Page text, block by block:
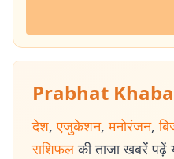
Prabhat
देश, एजुकेशन, मनोरंजन,
राशिफल की ताजा खबरें पढ़ें